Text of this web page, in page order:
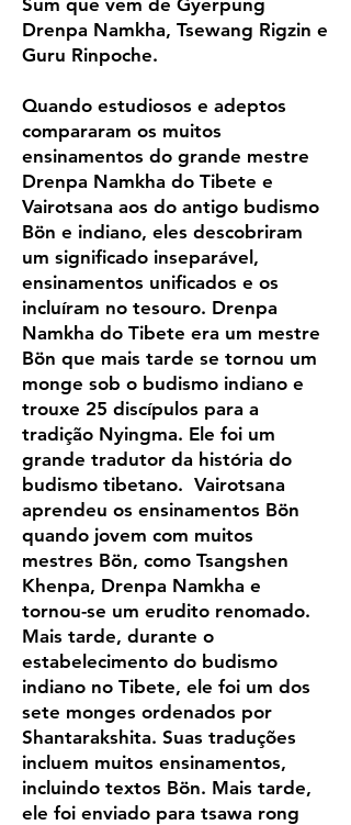
Sum que vem de Gyerpung
Drenpa Namkha, Tsewang Rigzin e
Guru Rinpoche.
Quando estudiosos e adeptos
compararam os muitos
ensinamentos do grande mestre
Drenpa Namkha do Tibete e
Vairotsana aos do antigo budismo
Bön e indiano, eles descobriram
um significado inseparável,
ensinamentos unificados e os
incluíram no tesouro. Drenpa
Namkha do Tibete era um mestre
Bön que mais tarde se tornou um
monge sob o budismo indiano e
trouxe 25 discípulos para a
tradição Nyingma. Ele foi um
grande tradutor da história do
budismo tibetano. Vairotsana
aprendeu os ensinamentos Bön
quando jovem com muitos
mestres Bön, como Tsangshen
Khenpa, Drenpa Namkha e
tornou-se um erudito renomado.
Mais tarde, durante o
estabelecimento do budismo
indiano no Tibete, ele foi um dos
sete monges ordenados por
Shantarakshita. Suas traduções
incluem muitos ensinamentos,
incluindo textos Bön. Mais tarde,
ele foi enviado para tsawa rong